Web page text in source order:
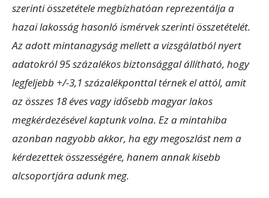
szerinti összetétele megbízhatóan reprezentálja a
hazai lakosság hasonló ismérvek szerinti összetételét.
Az adott mintanagyság mellett a vizsgálatból nyert
adatokról 95 százalékos biztonsággal állítható, hogy
legfeljebb +/-3,1 százalékponttal térnek el attól, amit
az összes 18 éves vagy idősebb magyar lakos
megkérdezésével kaptunk volna. Ez a mintahiba
azonban nagyobb akkor, ha egy megoszlást nem a
kérdezettek összességére, hanem annak kisebb
alcsoportjára adunk meg.